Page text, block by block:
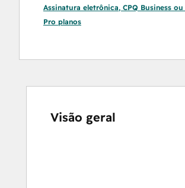
Assinatura eletrônica, CPQ Business ou
Pro planos
Visão geral